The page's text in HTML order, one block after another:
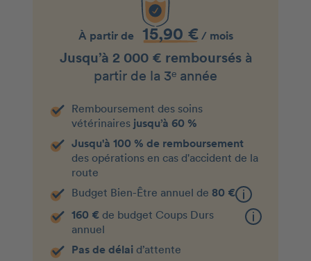
À partir de 15,90 €/ mois
Jusqu’à 2 000 € remboursésà
partir de la 3ᵉ année
Remboursement des soins
vétérinaires jusqu’à 60 %
Jusqu'à 100 % de remboursement
des opérations en cas d'accident de la
route
Budget Bien-Être annuel de80 €
160 € de budget Coups Durs
annuel
Pas de délai d’attente